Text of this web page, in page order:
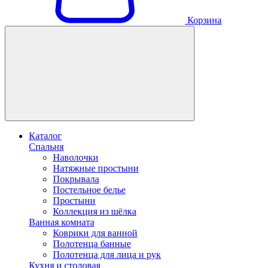
Корзина
Каталог
Спальня
Наволочки
Натяжные простыни
Покрывала
Постельное белье
Простыни
Коллекция из шёлка
Ванная комната
Коврики для ванной
Полотенца банные
Полотенца для лица и рук
Кухня и столовая